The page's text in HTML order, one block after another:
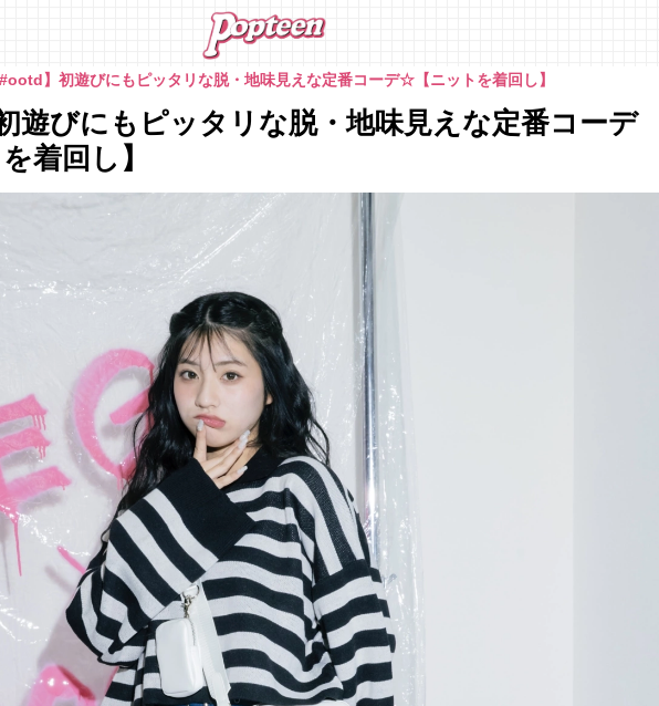
#ootd】初遊びにもピッタリな脱・地味見えな定番コーデ☆【ニットを着回し】
遊びにもピッタリな脱・地味見えな定番コーデ
着回し】